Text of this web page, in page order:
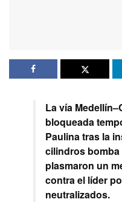
La vía
bloqueada
Paulina tras la
cilindros
plasmaron un
contra el líder
neutralizados.